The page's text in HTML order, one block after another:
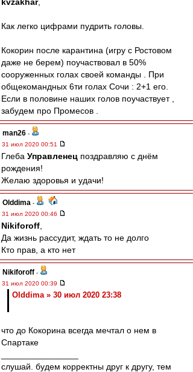
Как легко цифрами пудрить головы.
Кокорин после карантина (игру с Ростовом
даже не берем) поучаствовал в 50%
сооруженных голах своей команды . При
общекомандных 6ти голах Сочи : 2+1 его.
Если в половине наших голов поучаствует ,
забудем про Промесов .
man26 -
31 июл 2020 00:51
Глеба Управленец поздравляю с днём
рождения!
Желаю здоровья и удачи!
Olddima -
31 июл 2020 00:46
Nikiforoff
Да жизнь рассудит, ждать то не долго
Кто прав, а кто нет
Nikiforoff -
31 июл 2020 00:39
Olddima » 30 июл 2020 23:38
что до Кокорина всегда мечтал о нем в
Спартаке
слушай. будем корректны друг к другу, тем